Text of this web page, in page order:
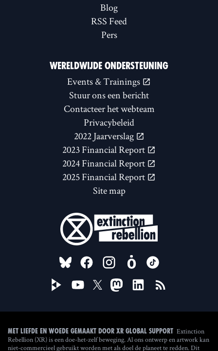
Blog
RSS Feed
Pers
WERELDWIJDE ONDERSTEUNING
Events & Trainings
Stuur ons een bericht
Contacteer het webteam
Privacybeleid
2022 Jaarverslag
2023 Financial Report
2024 Financial Report
2025 Financial Report
Site map
FOLLOW US ON
Met liefde en woede gemaakt door XR Global Support Extinction
Rebellion (XR) is een doe-het-zelf beweging. Al ons ontwerp en artwork kan
niet-commercieel gebruikt worden met als doel de planeet te redden. Dit